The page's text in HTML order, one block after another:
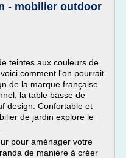
- mobilier outdoor
teintes aux couleurs de
comment l'on pourrait
de la marque française
la table basse de
design. Confortable et
de jardin explore le
pour aménager votre
de manière à créer